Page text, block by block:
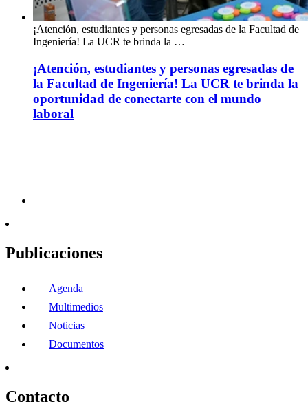
¡Atención, estudiantes y personas egresadas de la Facultad de
Ingeniería! La UCR te brinda la …
¡Atención, estudiantes y personas egresadas de
la Facultad de Ingeniería! La UCR te brinda la
oportunidad de conectarte con el mundo
laboral
Publicaciones
Agenda
Multimedios
Noticias
Documentos
Contacto